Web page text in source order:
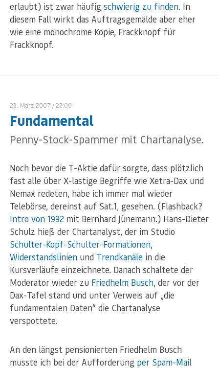
erlaubt) ist zwar häufig schwierig zu finden. In
diesem Fall wirkt das Auftragsgemälde aber eher
wie eine monochrome Kopie, Frackknopf für
Frackknopf.
22. März 2007 / 22:09
Fundamental
Penny-Stock-Spammer mit Chartanalyse.
Noch bevor die T-Aktie dafür sorgte, dass plötzlich
fast alle über X-lastige Begriffe wie Xetra-Dax und
Nemax redeten, habe ich immer mal wieder
Telebörse, dereinst auf Sat.1, gesehen. (Flashback?
Intro von 1992 mit Bernhard Jünemann.) Hans-Dieter
Schulz hieß der Chartanalyst, der im Studio
Schulter-Kopf-Schulter-Formationen,
Widerstandslinien und Trendkanäle in die
Kursverläufe einzeichnete. Danach schaltete der
Moderator wieder zu Friedhelm Busch, der vor der
Dax-Tafel stand und unter Verweis auf „die
fundamentalen Daten“ die Chartanalyse
verspottete.
An den längst pensionierten Friedhelm Busch
musste ich bei der Aufforderung per Spam-Mail